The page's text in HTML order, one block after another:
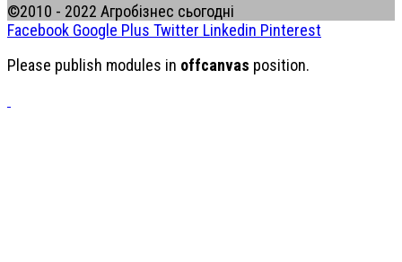
©2010 - 2022 Агробізнес сьогодні
Facebook Google Plus Twitter Linkedin Pinterest
Please publish modules in offcanvas position.